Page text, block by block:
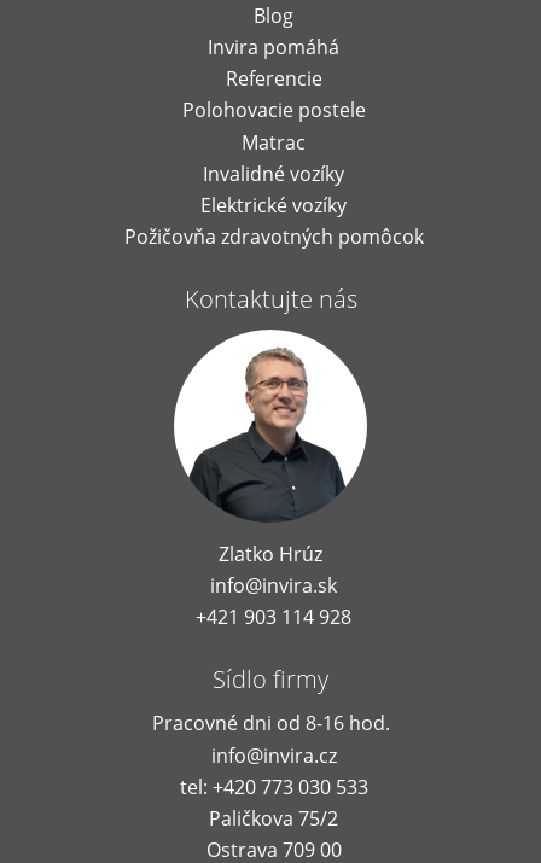
Blog
Invira pomáhá
Referencie
Polohovacie postele
Matrac
Invalidné vozíky
Elektrické vozíky
Požičovňa zdravotných pomôcok
Kontaktujte nás
Zlatko Hrúz
info@invira.sk
+421 903 114 928
Sídlo firmy
Pracovné dni od 8-16 hod.
info@invira.cz
tel: +420 773 030 533
Paličkova 75/2
Ostrava 709 00